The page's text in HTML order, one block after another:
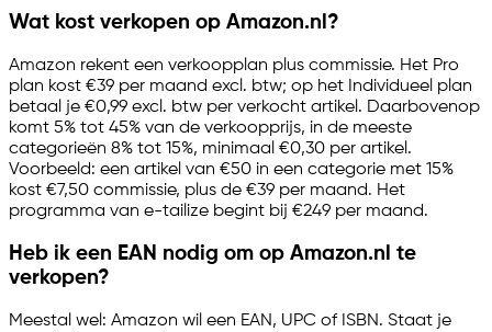
Wat kost verkopen op Amazon.nl?
Amazon rekent een verkoopplan plus commissie. Het Pro
plan kost €39 per maand excl. btw; op het Individueel plan
betaal je €0,99 excl. btw per verkocht artikel. Daarbovenop
komt 5% tot 45% van de verkoopprijs, in de meeste
categorieën 8% tot 15%, minimaal €0,30 per artikel.
Voorbeeld: een artikel van €50 in een categorie met 15%
kost €7,50 commissie, plus de €39 per maand. Het
programma van e-tailize begint bij €249 per maand.
Heb ik een EAN nodig om op Amazon.nl te
verkopen?
Meestal wel: Amazon wil een EAN, UPC of ISBN. Staat je